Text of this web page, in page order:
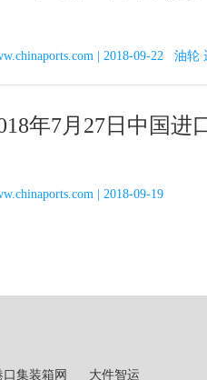
| 2018-09-22 油轮
年7月27日中国进
| 2018-09-19
集装箱网 大件智运